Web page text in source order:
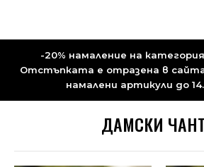
-20% намаление на категория
Отстъпката е отразена в
намалени артикули до
ДАМСКИ